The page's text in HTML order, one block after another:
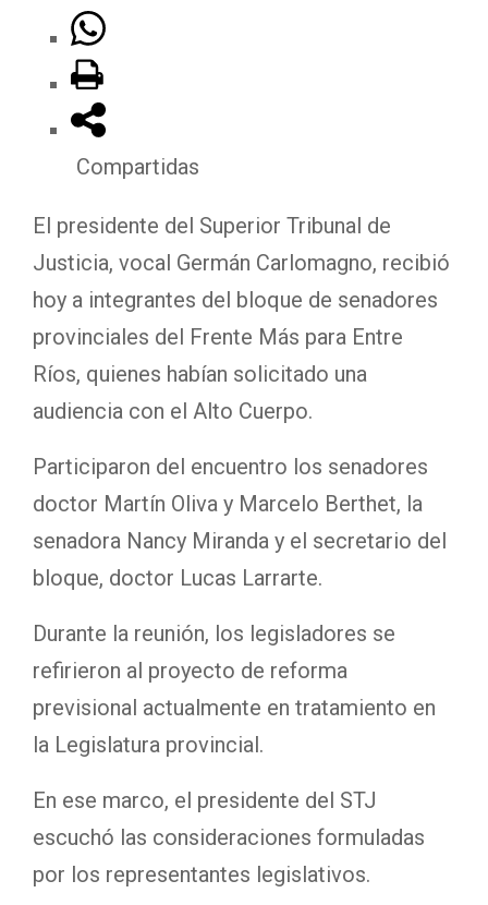
Compartidas
El presidente del Superior Tribunal de
Justicia, vocal Germán Carlomagno, recibió
hoy a integrantes del bloque de senadores
provinciales del Frente Más para Entre
Ríos, quienes habían solicitado una
audiencia con el Alto Cuerpo.
Participaron del encuentro los senadores
doctor Martín Oliva y Marcelo Berthet, la
senadora Nancy Miranda y el secretario del
bloque, doctor Lucas Larrarte.
Durante la reunión, los legisladores se
refirieron al proyecto de reforma
previsional actualmente en tratamiento en
la Legislatura provincial.
En ese marco, el presidente del STJ
escuchó las consideraciones formuladas
por los representantes legislativos.